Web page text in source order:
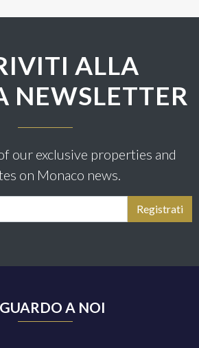
ALLA
NEWSLETTER
our exclusive properties and
on Monaco news.
A NOI